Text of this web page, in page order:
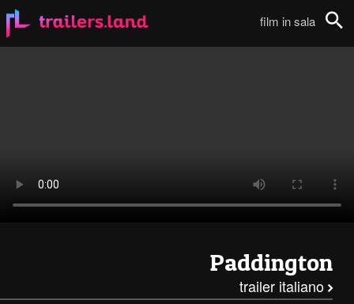
film in sala
Paddington
trailer italiano